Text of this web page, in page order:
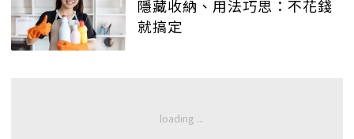
隱藏收納、用法巧思：不花錢
就搞定